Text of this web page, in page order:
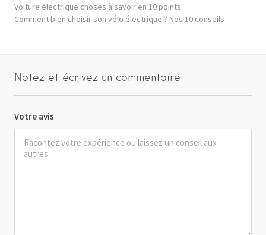
Voiture électrique choses à savoir en 10 points
Comment bien choisir son vélo électrique ? Nos 10 conseils
Notez et écrivez un commentaire
Votre avis